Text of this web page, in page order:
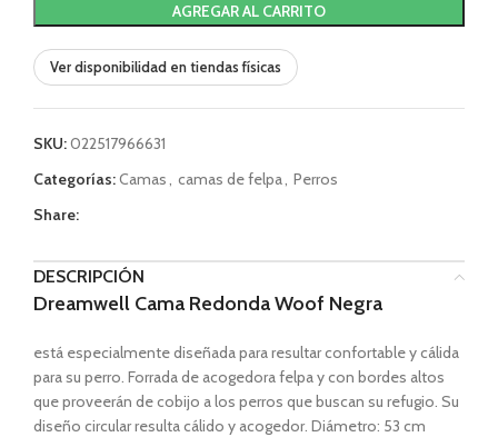
AGREGAR AL CARRITO
Ver disponibilidad en tiendas físicas
SKU:022517966631
Categorías:Camas, camas de felpa, Perros
Share:
DESCRIPCIÓN
Dreamwell Cama Redonda Woof Negra
está especialmente diseñada para resultar confortable y cálida
para su perro. Forrada de acogedora felpa y con bordes altos
que proveerán de cobijo a los perros que buscan su refugio. Su
diseño circular resulta cálido y acogedor. Diámetro: 53 cm